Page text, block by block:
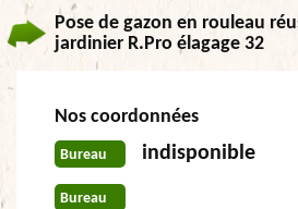
Pose de gazon en rouleau
jardinier R.Pro élagage 32
Nos coordonnées
Bureau indisponible
Bureau